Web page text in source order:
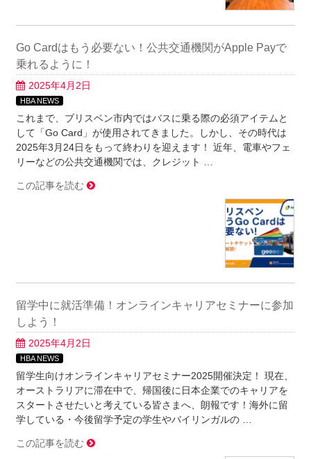
Go Cardはもう必要ない！公共交通機関がApple Payで
乗れるように！
2025年4月2日
HBA NEWS
これまで、ブリスベン市内ではバスに乗る際の必須アイテムと
して「Go Card」が使用されてきました。しかし、その時代は
2025年3月24日をもって終わりを迎えます！ 近年、電車やフェ
リーなどの公共交通機関では、クレジット …
この記事を読む
留学中に就活準備！オンラインキャリアセミナーに参加
しよう！
2025年4月2日
HBA NEWS
留学生向けオンラインキャリアセミナー2025開催決定！ 現在、
オーストラリアに滞在中で、帰国後に日本企業でのキャリアを
スタートさせたいと考えている皆さまへ、朗報です！海外に留
学している・今後留学予定の学生やバイリンガルの …
この記事を読む